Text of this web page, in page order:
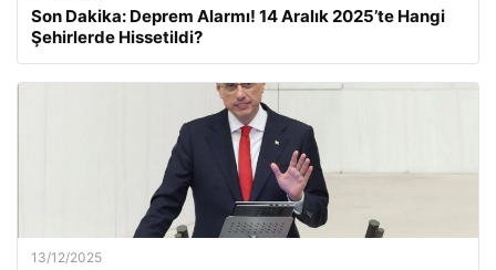
Son Dakika: Deprem Alarmı! 14 Aralık 2025’te Hangi
Şehirlerde Hissetildi?
13/12/2025